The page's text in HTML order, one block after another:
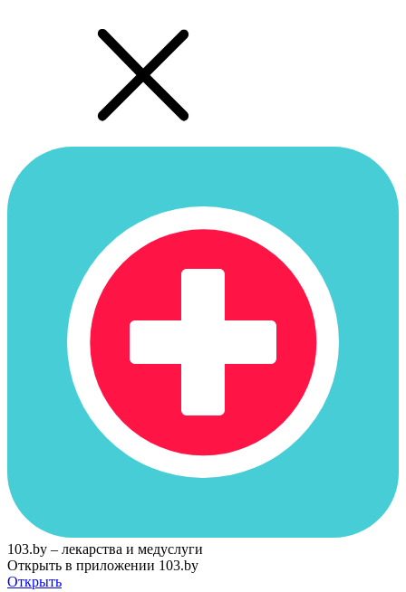
103.by – лекарства и медуслуги
Открыть в приложении 103.by
Открыть